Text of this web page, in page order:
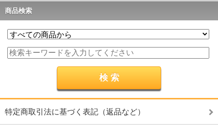
商品検索
特定商取引法に基づく表記（返品など）